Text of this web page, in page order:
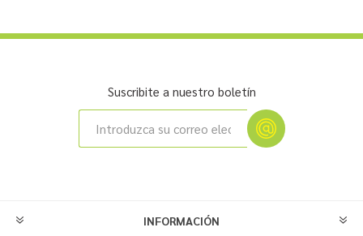
Suscribite a nuestro boletín
INFORMACIÓN